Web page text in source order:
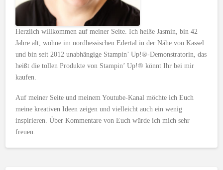
Herzlich willkommen auf meiner Seite. Ich heiße Jasmin, bin 42
Jahre alt, wohne im nordhessischen Edertal in der Nähe von Kassel
und bin seit 2012 unabhängige Stampin’ Up!®-Demonstratorin, das
heißt die tollen Produkte von Stampin’ Up!® könnt Ihr bei mir
kaufen.
Auf meiner Seite und meinem Youtube-Kanal möchte ich Euch
meine kreativen Ideen zeigen und vielleicht auch ein wenig
inspirieren. Über Kommentare von Euch würde ich mich sehr
freuen.